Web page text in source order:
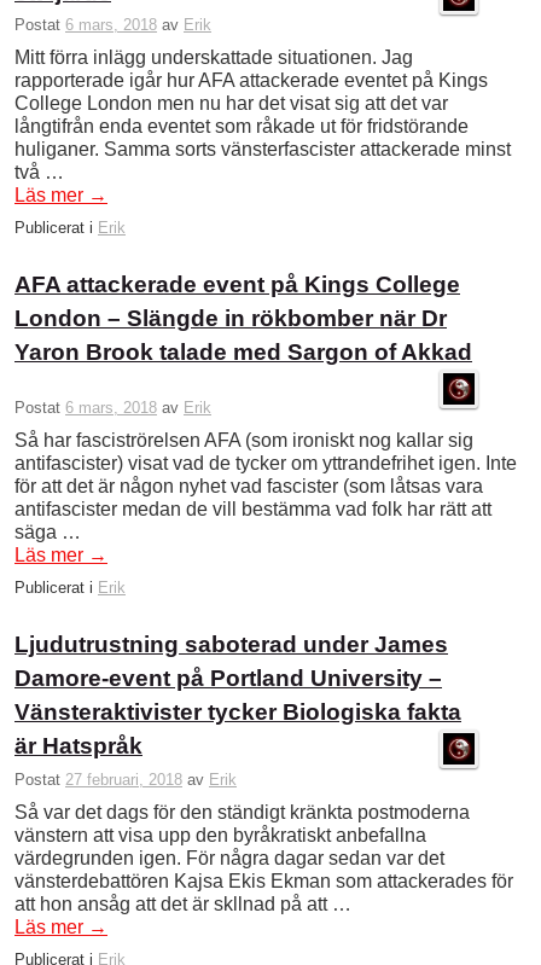
Postat 6 mars, 2018 av Erik
Mitt förra inlägg underskattade situationen. Jag
rapporterade igår hur AFA attackerade eventet på Kings
College London men nu har det visat sig att det var
långtifrån enda eventet som råkade ut för fridstörande
huliganer. Samma sorts vänsterfascister attackerade minst
två …
Läs mer →
Publicerat i Erik
AFA attackerade event på Kings College
London – Slängde in rökbomber när Dr
Yaron Brook talade med Sargon of Akkad
Postat 6 mars, 2018 av Erik
Så har fasciströrelsen AFA (som ironiskt nog kallar sig
antifascister) visat vad de tycker om yttrandefrihet igen. Inte
för att det är någon nyhet vad fascister (som låtsas vara
antifascister medan de vill bestämma vad folk har rätt att
säga …
Läs mer →
Publicerat i Erik
Ljudutrustning saboterad under James
Damore-event på Portland University –
Vänsteraktivister tycker Biologiska fakta
är Hatspråk
Postat 27 februari, 2018 av Erik
Så var det dags för den ständigt kränkta postmoderna
vänstern att visa upp den byråkratiskt anbefallna
värdegrunden igen. För några dagar sedan var det
vänsterdebattören Kajsa Ekis Ekman som attackerades för
att hon ansåg att det är skllnad på att …
Läs mer →
Publicerat i Erik